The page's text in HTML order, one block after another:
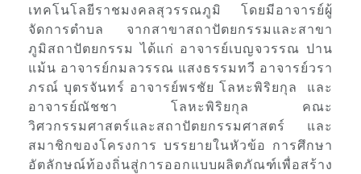
เทคโนโลยีราชมงคลสุวรรณภูมิ โดยมีอาจารย์ผู้
จัดการตำบล จากสาขาสถาปัตยกรรมและสาขา
ภูมิสถาปัตยกรรม ได้แก่ อาจารย์เบญจวรรณ ปาน
แม้น อาจารย์กมลวรรณ แสงธรรมทวี อาจารย์วรา
ภรณ์ บุตรจันทร์ อาจารย์พรชัย โลหะพิริยกุล และ
อาจารย์ณัชชา โลหะพิริยกุล คณะ
วิศวกรรมศาสตร์และสถาปัตยกรรมศาสตร์ และ
สมาชิกของโครงการ บรรยายในหัวข้อ การศึกษา
อัตลักษณ์ท้องถิ่นสู่การออกแบบผลิตภัณฑ์เพื่อสร้าง